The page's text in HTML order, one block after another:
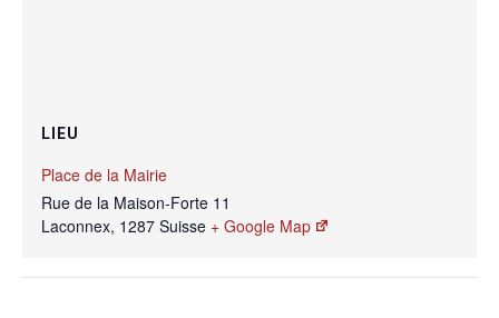
LIEU
Place de la Mairie
Rue de la Maison-Forte 11
Laconnex, 1287 Suisse + Google Map